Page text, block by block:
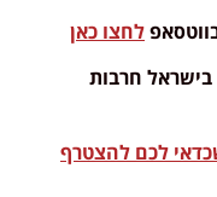
לחצו כאן
חרבות
לכם להצטרף